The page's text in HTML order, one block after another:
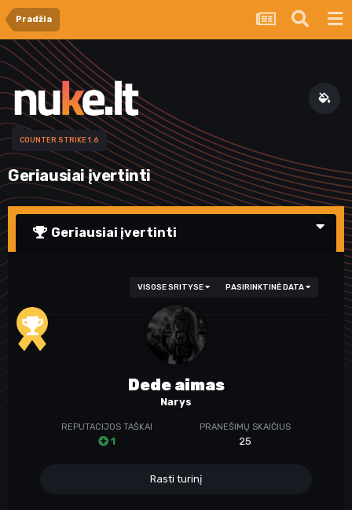
Pradžia
COUNTER STRIKE 1.6
Geriausiai įvertinti
Geriausiai įvertinti
VISOSE SRITYSE PASIRINKTINĖ DATA
Dede aimas
Narys
REPUTACIJOS TAŠKAI
1
PRANEŠIMŲ SKAIČIUS
25
Rasti turinį